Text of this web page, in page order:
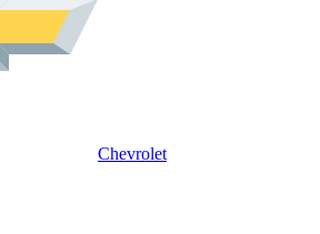
Chevrolet